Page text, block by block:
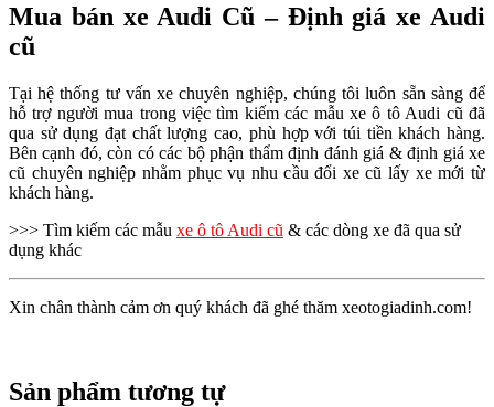
Mua bán xe Audi Cũ – Định giá xe Audi
cũ
Tại hệ thống tư vấn xe chuyên nghiệp, chúng tôi luôn sẵn sàng để
hỗ trợ người mua trong việc tìm kiếm các mẫu xe ô tô Audi cũ đã
qua sử dụng đạt chất lượng cao, phù hợp với túi tiền khách hàng.
Bên cạnh đó, còn có các bộ phận thẩm định đánh giá & định giá xe
cũ chuyên nghiệp nhằm phục vụ nhu cầu đổi xe cũ lấy xe mới từ
khách hàng.
>>> Tìm kiếm các mẫu xe ô tô Audi cũ & các dòng xe đã qua sử
dụng khác
Xin chân thành cảm ơn quý khách đã ghé thăm xeotogiadinh.com!
Sản phẩm tương tự